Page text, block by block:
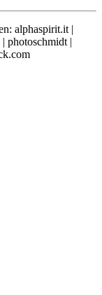
alphaspirit.it |
photoschmidt |